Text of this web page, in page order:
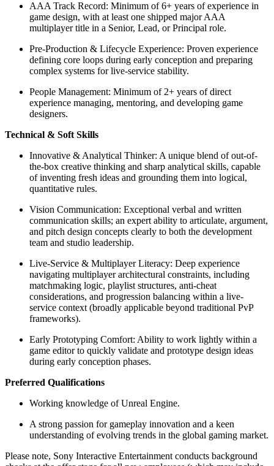
AAA Track Record: Minimum of 6+ years of experience in
game design, with at least one shipped major AAA
multiplayer title in a Senior, Lead, or Principal role.
Pre-Production & Lifecycle Experience: Proven experience
defining core loops during early conception and preparing
complex systems for live-service stability.
People Management: Minimum of 2+ years of direct
experience managing, mentoring, and developing game
designers.
Technical & Soft Skills
Innovative & Analytical Thinker: A unique blend of out-of-
the-box creative thinking and sharp analytical skills, capable
of inventing fresh ideas and grounding them into logical,
quantitative rules.
Vision Communication: Exceptional verbal and written
communication skills; an expert ability to articulate, argument,
and pitch design concepts clearly to both the development
team and studio leadership.
Live-Service & Multiplayer Literacy: Deep experience
navigating multiplayer architectural constraints, including
matchmaking logic, playlist structures, anti-cheat
considerations, and progression balancing within a live-
service context (broadly applicable beyond traditional PvP
frameworks).
Early Prototyping Comfort: Ability to work lightly within a
game editor to quickly validate and prototype design ideas
during early conception phases.
Preferred Qualifications
Working knowledge of Unreal Engine.
A strong passion for gameplay innovation and a keen
understanding of evolving trends in the global gaming market.
Please note, Sony Interactive Entertainment conducts background